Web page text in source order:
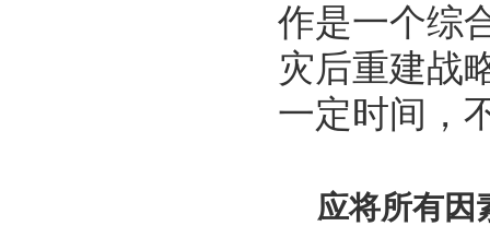
作是一个综
灾后重建战
一定时间，
应将所有因